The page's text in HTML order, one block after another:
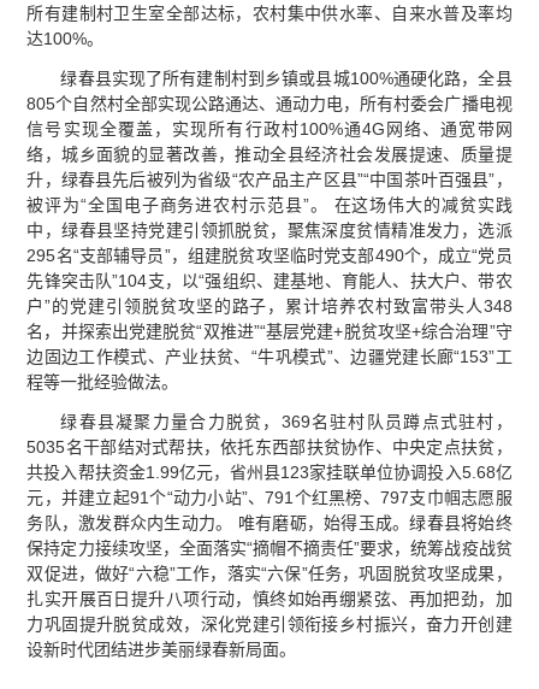
所有建制村卫生室全部达标，农村集中供水率、自来水普及率均
达100%。
绿春县实现了所有建制村到乡镇或县城100%通硬化路，全县
805个自然村全部实现公路通达、通动力电，所有村委会广播电视
信号实现全覆盖，实现所有行政村100%通4G网络、通宽带网
络，城乡面貌的显著改善，推动全县经济社会发展提速、质量提
升，绿春县先后被列为省级“农产品主产区县”“中国茶叶百强县”，
被评为“全国电子商务进农村示范县”。 在这场伟大的减贫实践
中，绿春县坚持党建引领抓脱贫，聚焦深度贫情精准发力，选派
295名“支部辅导员”，组建脱贫攻坚临时党支部490个，成立“党员
先锋突击队”104支，以“强组织、建基地、育能人、扶大户、带农
户”的党建引领脱贫攻坚的路子，累计培养农村致富带头人348
名，并探索出党建脱贫“双推进”“基层党建+脱贫攻坚+综合治理”守
边固边工作模式、产业扶贫、“牛巩模式”、边疆党建长廊“153”工
程等一批经验做法。
绿春县凝聚力量合力脱贫，369名驻村队员蹲点式驻村，
5035名干部结对式帮扶，依托东西部扶贫协作、中央定点扶贫，
共投入帮扶资金1.99亿元，省州县123家挂联单位协调投入5.68亿
元，并建立起91个“动力小站”、791个红黑榜、797支巾帼志愿服
务队，激发群众内生动力。 唯有磨砺，始得玉成。绿春县将始终
保持定力接续攻坚，全面落实“摘帽不摘责任”要求，统筹战疫战贫
双促进，做好“六稳”工作，落实“六保”任务，巩固脱贫攻坚成果，
扎实开展百日提升八项行动，慎终如始再绷紧弦、再加把劲，加
力巩固提升脱贫成效，深化党建引领衔接乡村振兴，奋力开创建
设新时代团结进步美丽绿春新局面。